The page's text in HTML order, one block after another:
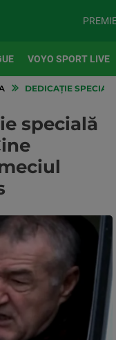
VOYO SPORT LIVE
DEDICAȚIE
specială